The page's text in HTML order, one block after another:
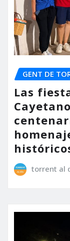
GENT DE
Las
torrent al